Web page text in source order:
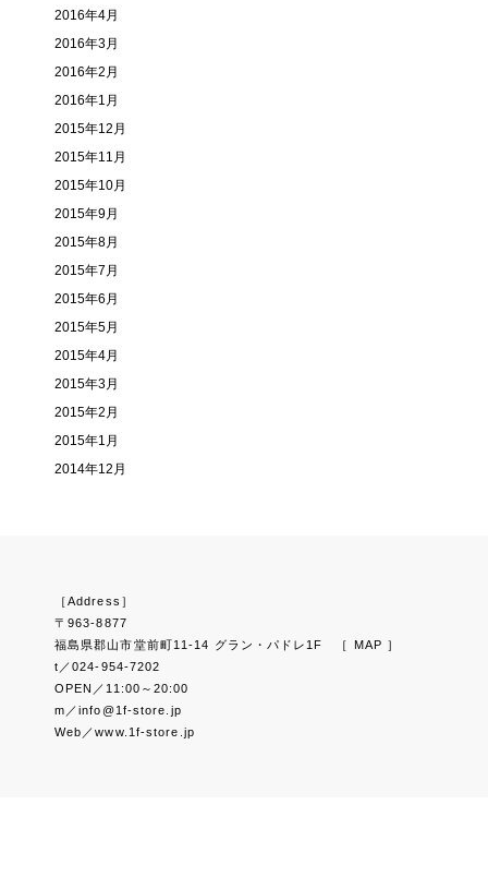
2016年4月
2016年3月
2016年2月
2016年1月
2015年12月
2015年11月
2015年10月
2015年9月
2015年8月
2015年7月
2015年6月
2015年5月
2015年4月
2015年3月
2015年2月
2015年1月
2014年12月
［Address］
〒963-8877
福島県郡山市堂前町11-14 グラン・パドレ1F
［ MAP ］
t／024-954-7202
OPEN／11:00～20:00
m／info@1f-store.jp
Web／www.1f-store.jp